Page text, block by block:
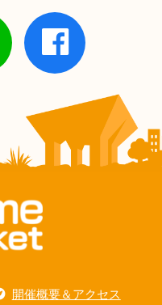
開催概要＆アクセス